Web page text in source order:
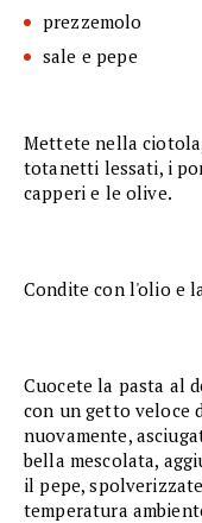
prezzemolo
sale e pepe
Mettete nella
totanetti lessati, i
capperi e le olive.
Condite con l'olio e
Cuocete la pasta al
con un getto veloce
nuovamente,
bella mescolata,
il pepe,
temperatura